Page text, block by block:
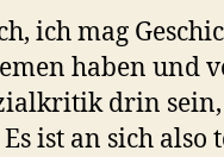
ich mag
haben und
drin
ist an sich also